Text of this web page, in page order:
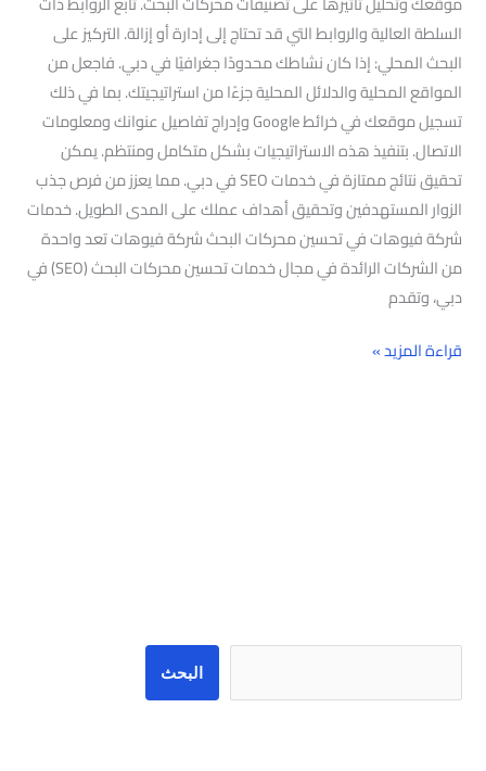
السلطة العالية والروابط التي قد تحتاج إلى إدارة أو إزالة. التركيز على
البحث المحلي: إذا كان نشاطك محدودًا جغرافيًا في دبي. فاجعل من
المواقع المحلية والدلائل المحلية جزءًا من استراتيجيتك. بما في ذلك
تسجيل موقعك في خرائط Google وإدراج تفاصيل عنوانك ومعلومات
الاتصال. بتنفيذ هذه الاستراتيجيات بشكل متكامل ومنتظم. يمكن
تحقيق نتائج ممتازة في خدمات SEO في دبي. مما يعزز من فرص جذب
الزوار المستهدفين وتحقيق أهداف عملك على المدى الطويل. خدمات
شركة فيوهات في تحسين محركات البحث شركة فيوهات تعد واحدة
من الشركات الرائدة في مجال خدمات تحسين محركات البحث (SEO) في
دبي، وتقدم
قراءة المزيد »
البحث